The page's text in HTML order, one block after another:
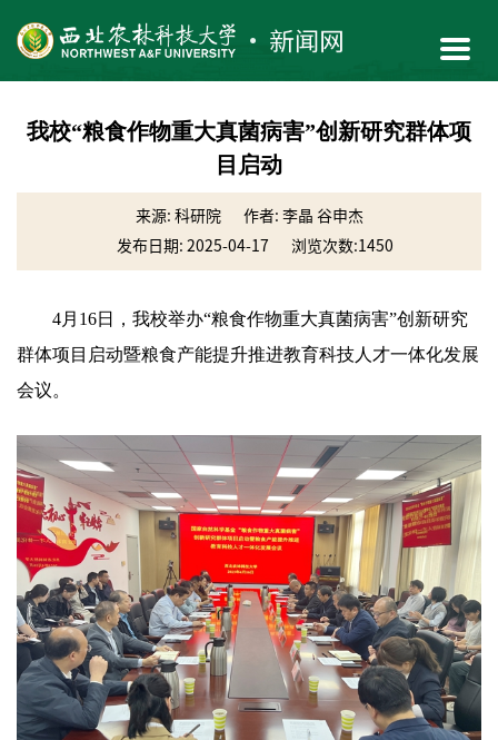
我校“粮食作物重大真菌病害”创新研究群体项
目启动
来源: 科研院
作者: 李晶 谷申杰
发布日期: 2025-04-17
浏览次数:1450
4月16日，我校举办“粮食作物重大真菌病害”创新研究
群体项目启动暨粮食产能提升推进教育科技人才一体化发展
会议。